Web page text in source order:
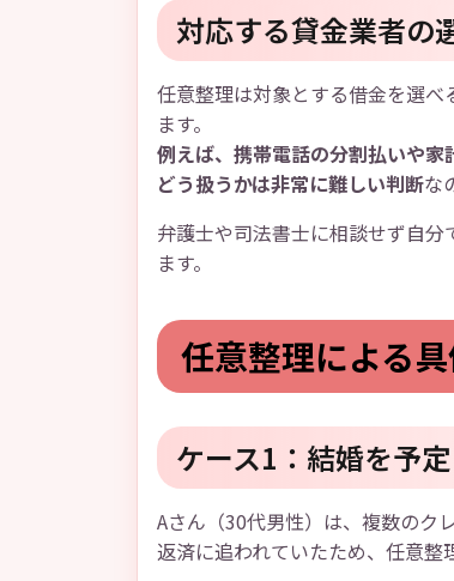
対応する貸金業者の
任意整理は対象とする借金を選
ます。
例えば、携帯電話の分割払いや
どう扱うかは非常に難しい判断な
弁護士や司法書士に相談せず自
ます。
任意整理による
ケース1：結婚を予
Aさん（30代男性）は、複数のク
返済に追われていたため、任意整